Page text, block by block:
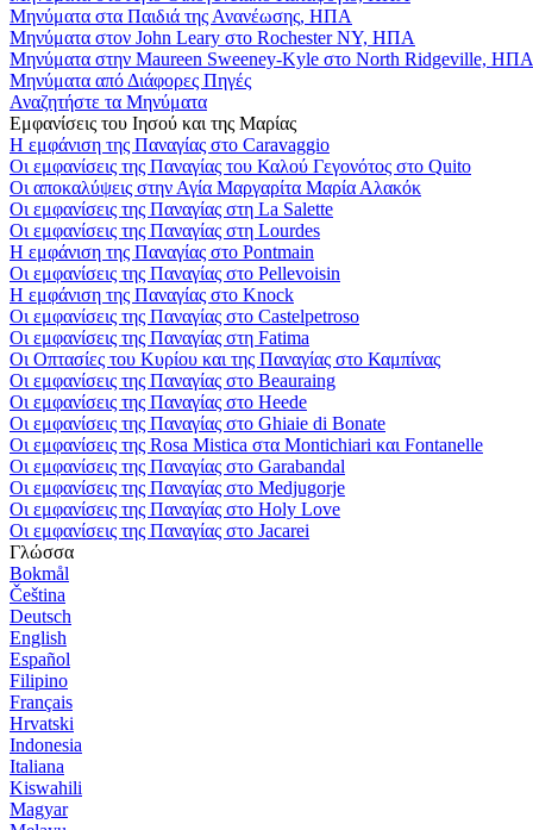
Μηνύματα στα Παιδιά της Ανανέωσης, ΗΠΑ
Μηνύματα στον John Leary στο Rochester NY, ΗΠΑ
Μηνύματα στην Maureen Sweeney-Kyle στο North Ridgeville, ΗΠΑ
Μηνύματα από Διάφορες Πηγές
Αναζητήστε τα Μηνύματα
Εμφανίσεις του Ιησού και της Μαρίας
Η εμφάνιση της Παναγίας στο Caravaggio
Οι εμφανίσεις της Παναγίας του Καλού Γεγονότος στο Quito
Οι αποκαλύψεις στην Αγία Μαργαρίτα Μαρία Αλακόκ
Οι εμφανίσεις της Παναγίας στη La Salette
Οι εμφανίσεις της Παναγίας στη Lourdes
Η εμφάνιση της Παναγίας στο Pontmain
Οι εμφανίσεις της Παναγίας στο Pellevoisin
Η εμφάνιση της Παναγίας στο Knock
Οι εμφανίσεις της Παναγίας στο Castelpetroso
Οι εμφανίσεις της Παναγίας στη Fatima
Οι Οπτασίες του Κυρίου και της Παναγίας στο Καμπίνας
Οι εμφανίσεις της Παναγίας στο Beauraing
Οι εμφανίσεις της Παναγίας στο Heede
Οι εμφανίσεις της Παναγίας στο Ghiaie di Bonate
Οι εμφανίσεις της Rosa Mistica στα Montichiari και Fontanelle
Οι εμφανίσεις της Παναγίας στο Garabandal
Οι εμφανίσεις της Παναγίας στο Medjugorje
Οι εμφανίσεις της Παναγίας στο Holy Love
Οι εμφανίσεις της Παναγίας στο Jacarei
Γλώσσα
Bokmål
Čeština
Deutsch
English
Español
Filipino
Français
Hrvatski
Indonesia
Italiana
Kiswahili
Magyar